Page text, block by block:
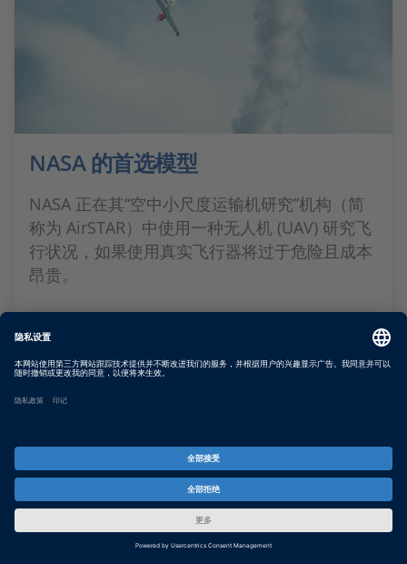
NASA 的首选模型
NASA 正在其“空中小尺度运输机研究”机构（简
称为 AirSTAR）中使用一种无人机 (UAV) 研究飞
行状况，如果使用真实飞行器将过于危险且成本
昂贵。